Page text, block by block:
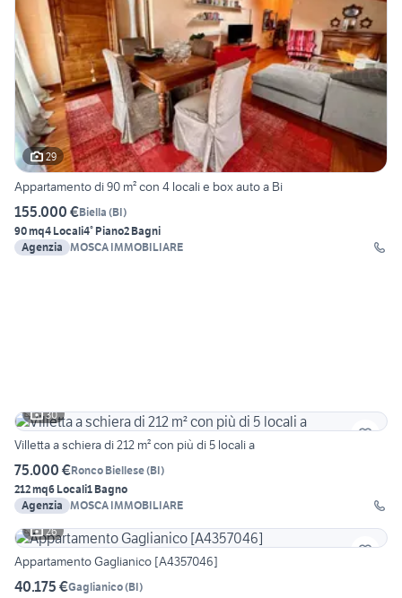
29
Appartamento di 90 m² con 4 locali e box auto a Bi
155.000 €Biella (BI)
90 mq4 Locali4° Piano2 Bagni
Agenzia MOSCA IMMOBILIARE
30
Villetta a schiera di 212 m² con più di 5 locali a
75.000 €Ronco Biellese(BI)
212 mq6 Locali1 Bagno
Agenzia MOSCA IMMOBILIARE
26
Appartamento Gaglianico [A4357046]
40.175 €Gaglianico(BI)